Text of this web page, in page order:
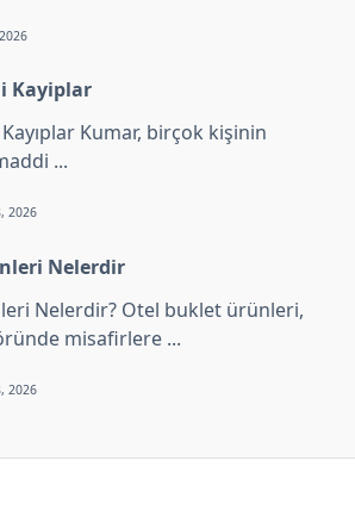
Kayiplar
Kumar, birçok kişinin
...
2026
Nelerdir
Nelerdir? Otel buklet ürünleri,
misafirlere ...
2026